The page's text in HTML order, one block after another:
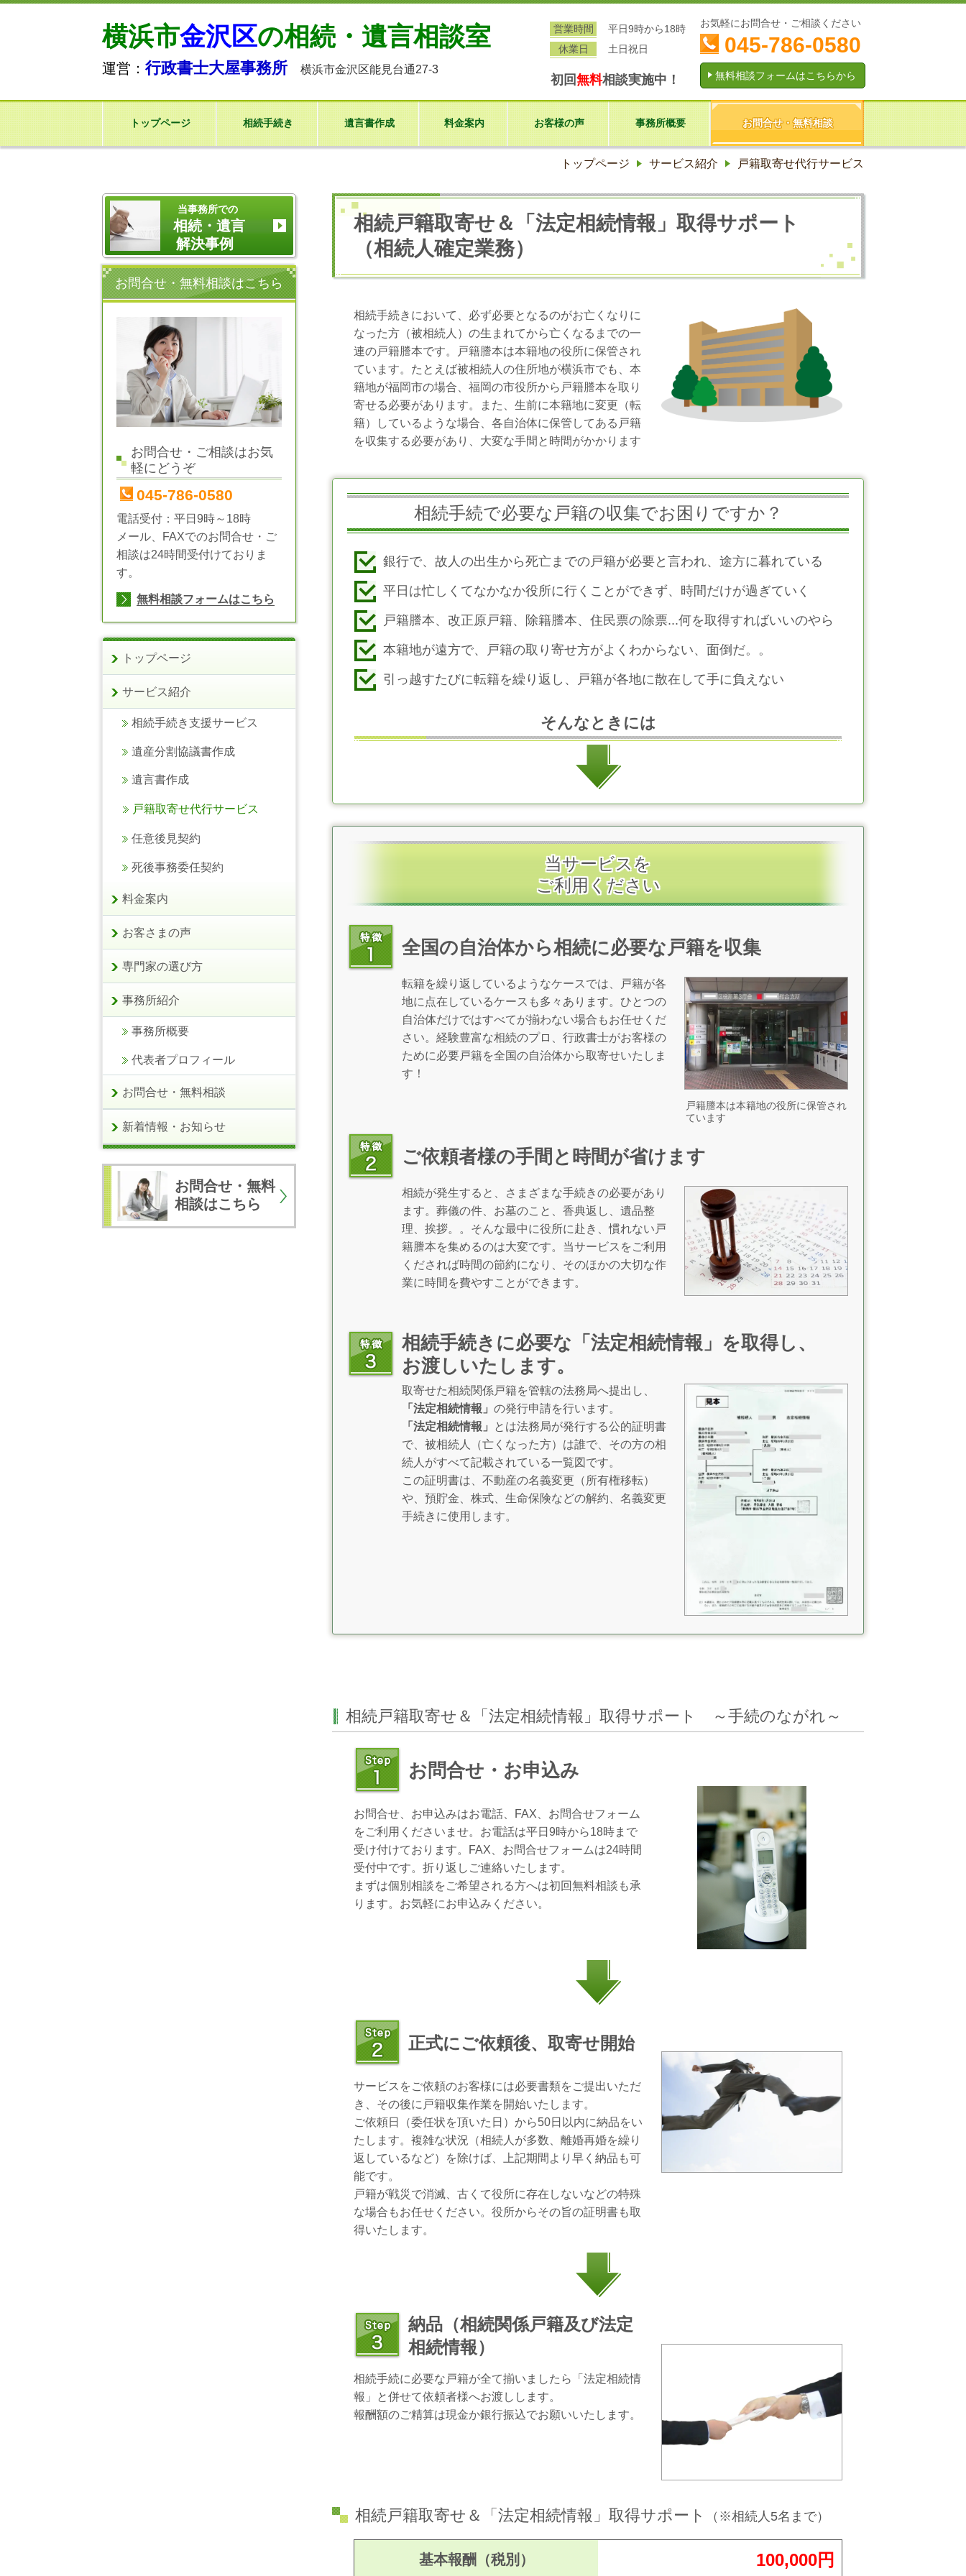
横浜市金沢区の相続・遺言相談室
運営： 行政書士大屋事務所 横浜市金沢区能見台通27-3
営業時間
平日9時から18時
休業日
土日祝日
初回無料相談実施中！
お気軽にお問合せ・ご相談ください
045-786-0580
無料相談フォームはこちらから
トップページ 相続手続き 遺言書作成 料金案内 お客様の声 事務所概要 お問合せ・無料相談
トップページ サービス紹介 戸籍取寄せ代行サービス
相続戸籍取寄せ＆「法定相続情報」取得サポート
（相続人確定業務）
相続手続きにおいて、必ず必要となるのがお亡くなりに
なった方（被相続人）の生まれてから亡くなるまでの一
連の戸籍謄本です。戸籍謄本は本籍地の役所に保管され
ています。たとえば被相続人の住所地が横浜市でも、本
籍地が福岡市の場合、福岡の市役所から戸籍謄本を取り
寄せる必要があります。また、生前に本籍地に変更（転
籍）しているような場合、各自治体に保管してある戸籍
を収集する必要があり、大変な手間と時間がかかります
相続手続で必要な戸籍の収集でお困りですか？
銀行で、故人の出生から死亡までの戸籍が必要と言われ、途方に暮れている
平日は忙しくてなかなか役所に行くことができず、時間だけが過ぎていく
戸籍謄本、改正原戸籍、除籍謄本、住民票の除票...何を取得すればいいのやら
本籍地が遠方で、戸籍の取り寄せ方がよくわからない、面倒だ。。
引っ越すたびに転籍を繰り返し、戸籍が各地に散在して手に負えない
そんなときには
当サービスを
ご利用ください
全国の自治体から相続に必要な戸籍を収集
戸籍謄本は本籍地の役所に保管され
ています
転籍を繰り返しているようなケースでは、戸籍が各
地に点在しているケースも多々あります。ひとつの
自治体だけではすべてが揃わない場合もお任せくだ
さい。経験豊富な相続のプロ、行政書士がお客様の
ために必要戸籍を全国の自治体から取寄せいたしま
す！
ご依頼者様の手間と時間が省けます
相続が発生すると、さまざまな手続きの必要があり
ます。葬儀の件、お墓のこと、香典返し、遺品整
理、挨拶。。そんな最中に役所に赴き、慣れない戸
籍謄本を集めるのは大変です。当サービスをご利用
くだされば時間の節約になり、そのほかの大切な作
業に時間を費やすことができます。
相続手続きに必要な「法定相続情報」を取得し、
お渡しいたします。
取寄せた相続関係戸籍を管轄の法務局へ提出し、
「法定相続情報」 の発行申請を行います。
「法定相続情報」
とは法務局が発行する公的証明書
で、被相続人（亡くなった方）は誰で、その方の相
続人がすべて記載されている一覧図です。
この証明書は、不動産の名義変更（所有権移転）
や、預貯金、株式、生命保険などの解約、名義変更
手続きに使用します。
相続戸籍取寄せ＆「法定相続情報」取得サポート ～手続のながれ～
お問合せ・お申込み
お問合せ、お申込みはお電話、FAX、お問合せフォーム
をご利用くださいませ。お電話は平日9時から18時まで
受け付けております。FAX、お問合せフォームは24時間
受付中です。折り返しご連絡いたします。
まずは個別相談をご希望される方へは初回無料相談も承
ります。お気軽にお申込みください。
正式にご依頼後、取寄せ開始
サービスをご依頼のお客様には必要書類をご提出いただ
き、その後に戸籍収集作業を開始いたします。
ご依頼日（委任状を頂いた日）から50日以内に納品をい
たします。複雑な状況（相続人が多数、離婚再婚を繰り
返しているなど）を除けば、上記期間より早く納品も可
能です。
戸籍が戦災で消滅、古くて役所に存在しないなどの特殊
な場合もお任せください。役所からその旨の証明書も取
得いたします。
納品（相続関係戸籍及び法定
相続情報）
相続手続に必要な戸籍が全て揃いましたら「法定相続情
報」と併せて依頼者様へお渡しします。
報酬額のご精算は現金か銀行振込でお願いいたします。
相続戸籍取寄せ＆「法定相続情報」取得サポート （※相続人5名まで）
基本報酬（税別） 100,000円
当事務所での
相続・遺言
解決事例
お問合せ・無料相談はこちら
お問合せ・ご相談はお気
軽にどうぞ
045-786-0580
電話受付：平日9時～18時
メール、FAXでのお問合せ・ご
相談は24時間受付けておりま
す。
無料相談フォームはこちら
トップページ
サービス紹介
相続手続き支援サービス
遺産分割協議書作成
遺言書作成
戸籍取寄せ代行サービス
任意後見契約
死後事務委任契約
料金案内
お客さまの声
専門家の選び方
事務所紹介
事務所概要
代表者プロフィール
お問合せ・無料相談
新着情報・お知らせ
お問合せ・無料
相談はこちら